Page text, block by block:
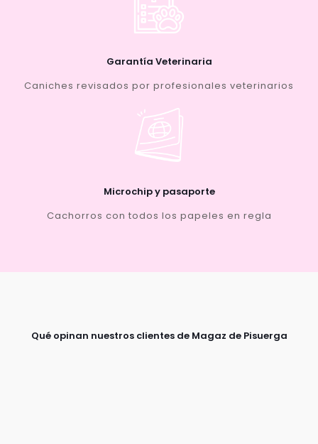
Garantía Veterinaria
Caniches revisados por profesionales veterinarios
Microchip y pasaporte
Cachorros con todos los papeles en regla
Qué opinan nuestros clientes de Magaz de Pisuerga